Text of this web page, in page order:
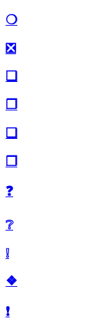
❍
❎
❏
❐
❑
❒
❓
❔
❕
❖
❗